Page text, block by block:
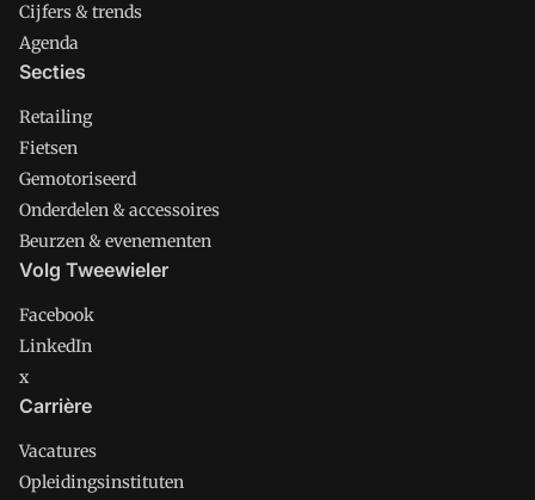
Cijfers & trends
Agenda
Secties
Retailing
Fietsen
Gemotoriseerd
Onderdelen & accessoires
Beurzen & evenementen
Volg Tweewieler
Facebook
LinkedIn
x
Carrière
Vacatures
Opleidingsinstituten